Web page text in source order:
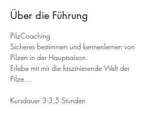
Über die Führung
PilzCoaching
Sicheres bestimmen und kennenlernen von
Pilzen in der Hauptsaison.
Erlebe mit mir die faszinierende Welt der
Pilze....
Kursdauer 3-3,5 Stunden